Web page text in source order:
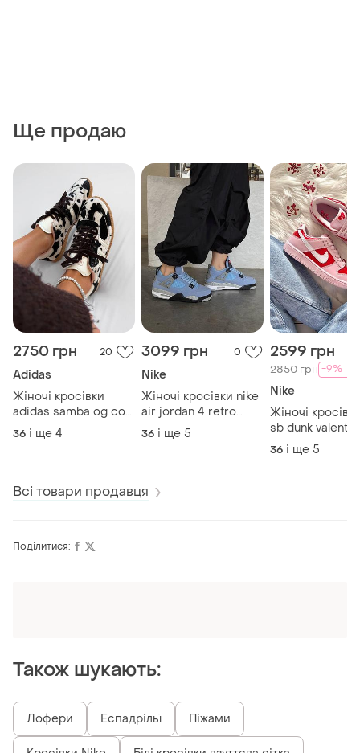
Ще продаю
2750 грн 20
Adidas
Жіночі кросівки
adidas samba og cow
print адідас самба
36 і ще 4
3099 грн 0
Nike
Жіночі кросівки nike
air jordan 4 retro
university blue
36 і ще 5
2599 грн
2850 грн -9%
Nike
Жіночі
sb dunk
day найк данк
36 і ще 5
Всі товари продавця
Поділитися:
Також шукають: